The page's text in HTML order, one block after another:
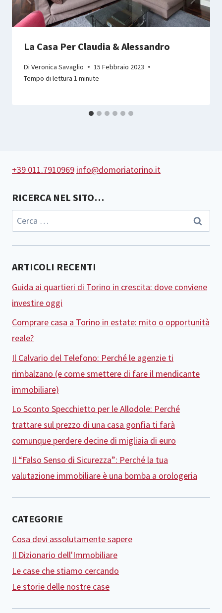
La Casa Per Claudia & Alessandro
Di Veronica Savaglio
15 Febbraio 2023
Tempo di lettura 1 minute
+39 011.7910969 info@domoriatorino.it
RICERCA NEL SITO…
Ricerca
per:
ARTICOLI RECENTI
Guida ai quartieri di Torino in crescita: dove conviene
investire oggi
Comprare casa a Torino in estate: mito o opportunità
reale?
Il Calvario del Telefono: Perché le agenzie ti
rimbalzano (e come smettere di fare il mendicante
immobiliare)
Lo Sconto Specchietto per le Allodole: Perché
trattare sul prezzo di una casa gonfia ti farà
comunque perdere decine di migliaia di euro
Il “Falso Senso di Sicurezza”: Perché la tua
valutazione immobiliare è una bomba a orologeria
CATEGORIE
Cosa devi assolutamente sapere
Il Dizionario dell'Immobiliare
Le case che stiamo cercando
Le storie delle nostre case